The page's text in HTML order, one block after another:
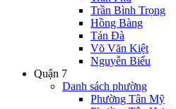
Trần Bình Trọng
Hồng Bàng
Tản Đà
Võ Văn Kiệt
Nguyễn Biểu
Quận 7
Danh sách phường
Phường Tân Mỹ